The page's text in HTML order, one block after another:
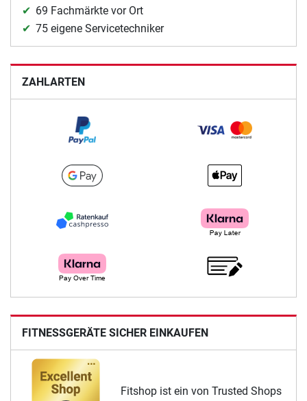
69 Fachmärkte vor Ort
75 eigene Servicetechniker
ZAHLARTEN
FITNESSGERÄTE SICHER EINKAUFEN
Fitshop ist ein von Trusted Shops